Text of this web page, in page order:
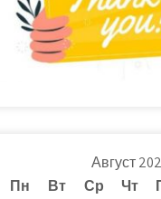
Август
Пн
Вт Ср Чт